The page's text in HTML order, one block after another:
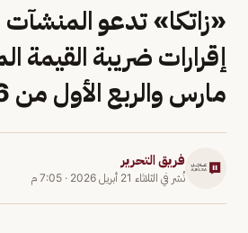
«زاتكا» تدعو المنشآت
إقرارات ضريبة القيمة
مارس والربع الأول من 2026
فريق التحرير
نُشر في الثلاثاء 21 أبريل 2026 · 7:05 م